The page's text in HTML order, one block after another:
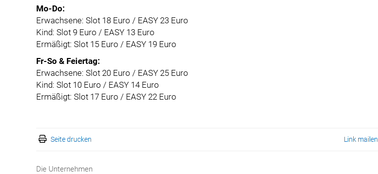
Mo-Do:
Erwachsene: Slot 18 Euro / EASY 23 Euro
Kind: Slot 9 Euro / EASY 13 Euro
Ermäßigt: Slot 15 Euro / EASY 19 Euro
Fr-So & Feiertag:
Erwachsene: Slot 20 Euro / EASY 25 Euro
Kind: Slot 10 Euro / EASY 14 Euro
Ermäßigt: Slot 17 Euro / EASY 22 Euro
Seite drucken Link mailen
Die Unternehmen